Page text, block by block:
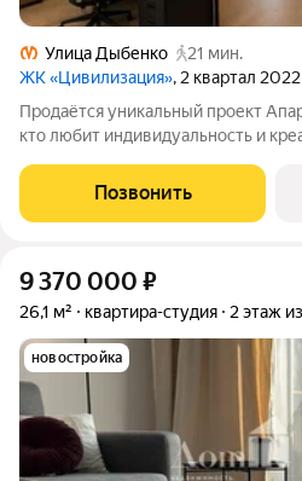
Улица Дыбенко
21 мин.
ЖК «Цивилизация», 2 квартал 2022
Продаётся уникальный проект
кто любит индивидуальность и
развитой инфраструктурой.
ценит свой комфорт и хочет,
Позвонить
9 370 000 ₽
26,1 м² квартира-студия 2 этаж
новостройка